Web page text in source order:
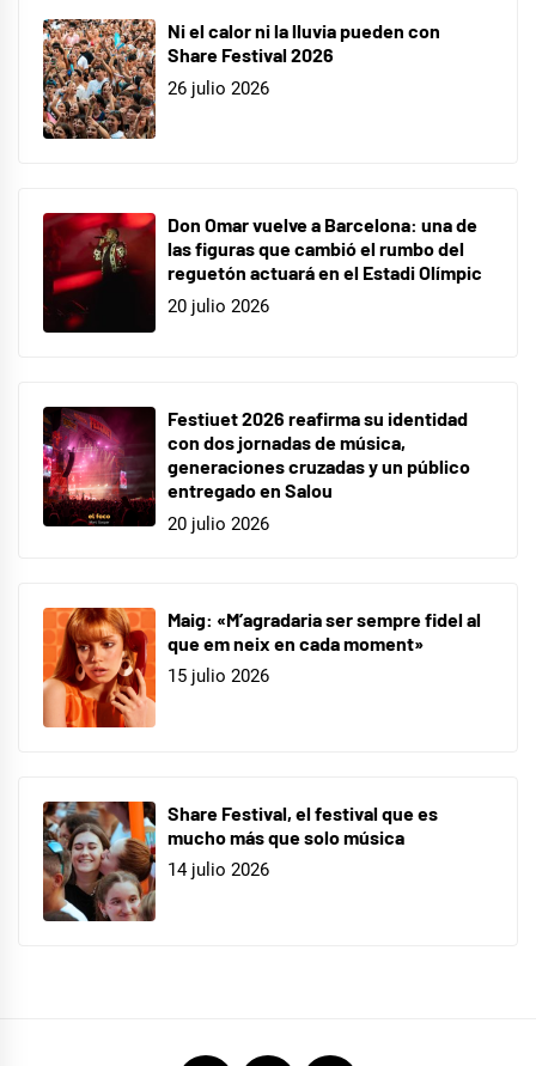
Ni el calor ni la lluvia pueden con
Share Festival 2026
26 julio 2026
Don Omar vuelve a Barcelona: una de
las figuras que cambió el rumbo del
reguetón actuará en el Estadi Olímpic
20 julio 2026
Festiuet 2026 reafirma su identidad
con dos jornadas de música,
generaciones cruzadas y un público
entregado en Salou
20 julio 2026
Maig: «M’agradaria ser sempre fidel al
que em neix en cada moment»
15 julio 2026
Share Festival, el festival que es
mucho más que solo música
14 julio 2026